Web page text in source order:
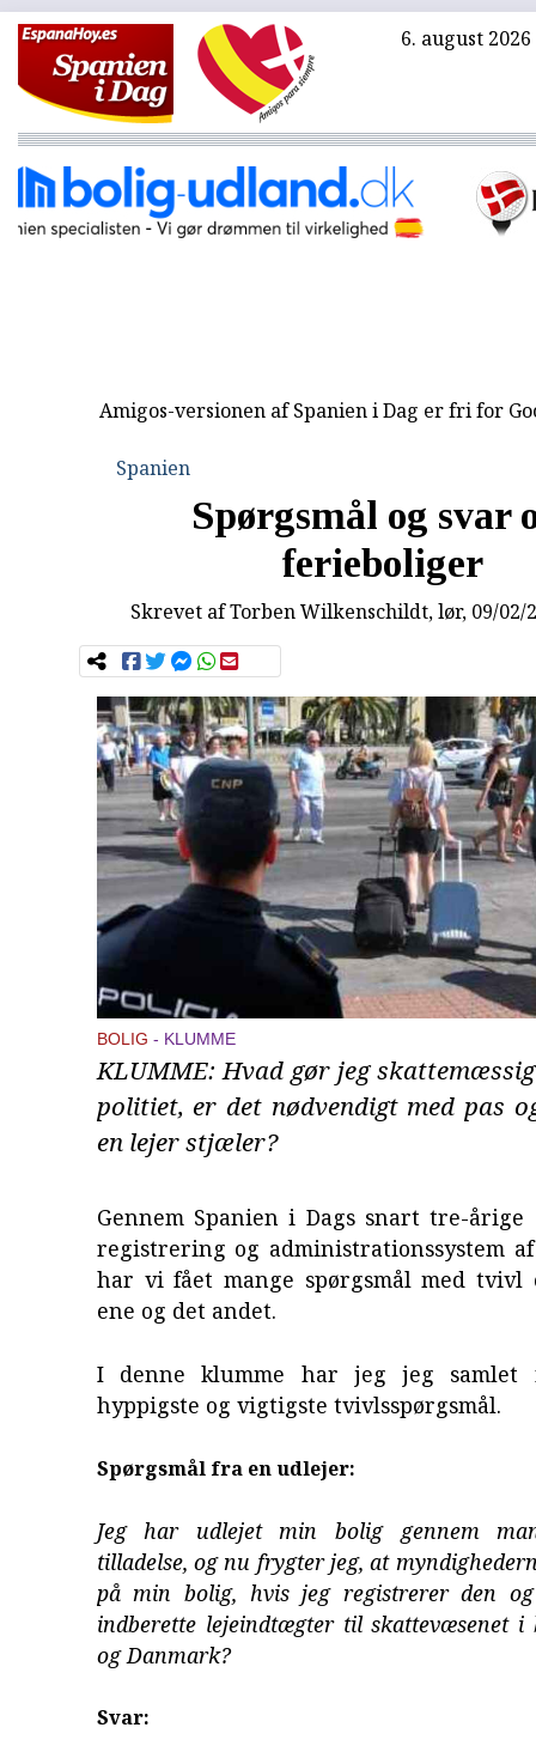
6. august 2026
Amigos-versionen af Spanien i Dag er fri for
Spanien
Spørgsmål og svar
ferieboliger
Skrevet afTorben Wilkenschildt, lør, 09/02/
BOLIG KLUMME
KLUMME: Hvad gør jeg
politiet, er det nødvendigt med pas
en lejer stjæler?
Gennem Spanien i Dags snart tre-årige
registrering og administrationssystem
har vi fået mange spørgsmål med tvivl
ene og det andet.
I denne klumme har jeg jeg samlet
hyppigste og vigtigste tvivlsspørgsmål.
Spørgsmål fra en udlejer:
Jeg har udlejet min bolig gennem
tilladelse, og nu frygter jeg, at
på min bolig, hvis jeg registrerer den
indberette lejeindtægter til skattevæsenet i
og Danmark?
Svar: